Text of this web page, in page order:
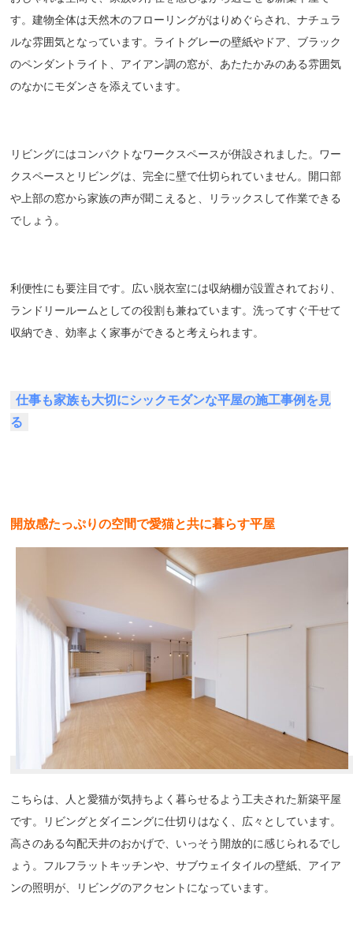
す。建物全体は天然木のフローリングがはりめぐらされ、ナチュラ
ルな雰囲気となっています。ライトグレーの壁紙やドア、ブラック
のペンダントライト、アイアン調の窓が、あたたかみのある雰囲気
のなかにモダンさを添えています。
リビングにはコンパクトなワークスペースが併設されました。ワー
クスペースとリビングは、完全に壁で仕切られていません。開口部
や上部の窓から家族の声が聞こえると、リラックスして作業できる
でしょう。
利便性にも要注目です。広い脱衣室には収納棚が設置されており、
ランドリールームとしての役割も兼ねています。洗ってすぐ干せて
収納でき、効率よく家事ができると考えられます。
仕事も家族も大切にシックモダンな平屋の施工事例を見
る
開放感たっぷりの空間で愛猫と共に暮らす平屋
こちらは、人と愛猫が気持ちよく暮らせるよう工夫された新築平屋
です。リビングとダイニングに仕切りはなく、広々としています。
高さのある勾配天井のおかげで、いっそう開放的に感じられるでし
ょう。フルフラットキッチンや、サブウェイタイルの壁紙、アイア
ンの照明が、リビングのアクセントになっています。